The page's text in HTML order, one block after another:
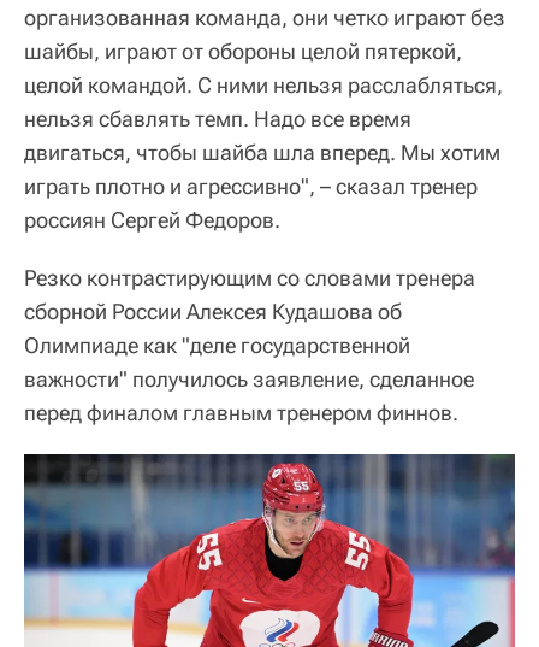
организованная команда, они четко играют без
шайбы, играют от обороны целой пятеркой,
целой командой. С ними нельзя расслабляться,
нельзя сбавлять темп. Надо все время
двигаться, чтобы шайба шла вперед. Мы хотим
играть плотно и агрессивно", – сказал тренер
россиян Сергей Федоров.
Резко контрастирующим со словами тренера
сборной России Алексея Кудашова об
Олимпиаде как "деле государственной
важности" получилось заявление, сделанное
перед финалом главным тренером финнов.